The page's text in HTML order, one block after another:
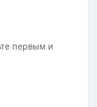
первым и